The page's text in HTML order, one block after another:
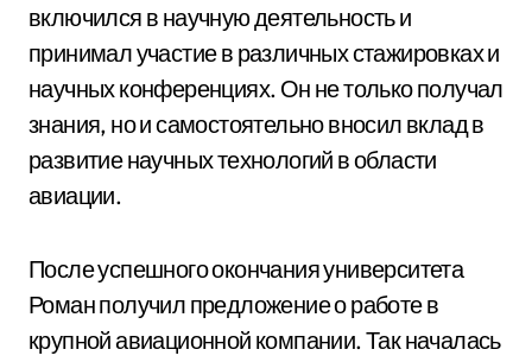
включился в научную деятельность и
принимал участие в различных стажировках и
научных конференциях. Он не только получал
знания, но и самостоятельно вносил вклад в
развитие научных технологий в области
авиации.
После успешного окончания университета
Роман получил предложение о работе в
крупной авиационной компании. Так началась